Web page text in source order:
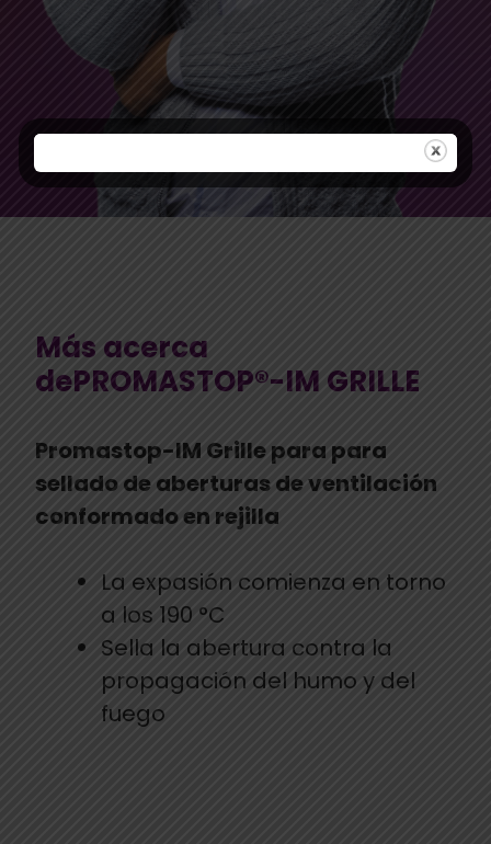
Más acerca
dePROMASTOP®-IM GRILLE
Promastop-IM Grille para para
sellado de aberturas de ventilación
conformado en rejilla
La expasión comienza en torno
a los 190 °C
Sella la abertura contra la
propagación del humo y del
fuego